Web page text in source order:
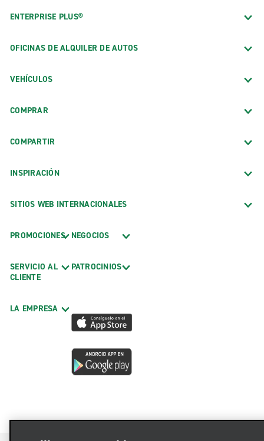
ENTERPRISE PLUS®
OFICINAS DE ALQUILER DE AUTOS
VEHÍCULOS
COMPRAR
COMPARTIR
INSPIRACIÓN
SITIOS WEB INTERNACIONALES
PROMOCIONES
SERVICIO AL
CLIENTE
LA EMPRESA
NEGOCIOS
PATROCINIOS